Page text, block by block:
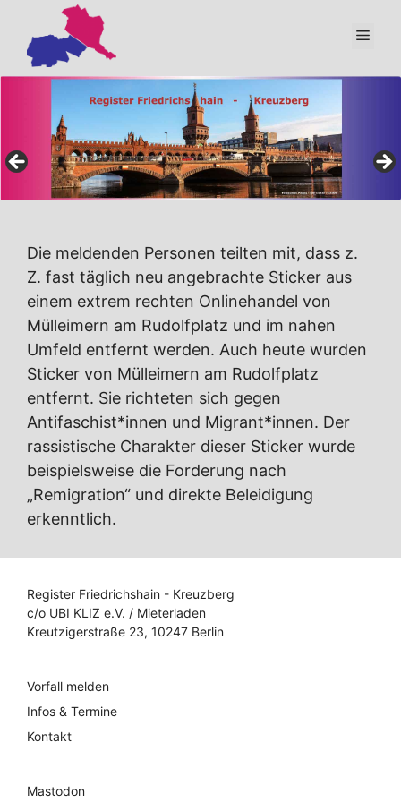
Inhalt
springen
Die meldenden Personen teilten mit, dass z.
Z. fast täglich neu angebrachte Sticker aus
einem extrem rechten Onlinehandel von
Mülleimern am Rudolfplatz und im nahen
Umfeld entfernt werden. Auch heute wurden
Sticker von Mülleimern am Rudolfplatz
entfernt. Sie richteten sich gegen
Antifaschist*innen und Migrant*innen. Der
rassistische Charakter dieser Sticker wurde
beispielsweise die Forderung nach
„Remigration“ und direkte Beleidigung
erkenntlich.
Register Friedrichshain - Kreuzberg
c/o UBI KLIZ e.V. / Mieterladen
Kreutzigerstraße 23, 10247 Berlin
Vorfall melden
Infos & Termine
Kontakt
Mastodon